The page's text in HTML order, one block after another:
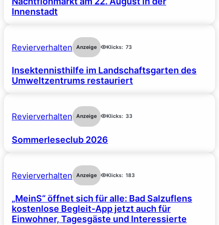
Innenstadt
Revierverhalten Anzeige Klicks: 73
Insektennisthilfe im Landschaftsgarten des
Umweltzentrums restauriert
Revierverhalten Anzeige Klicks: 33
Sommerleseclub 2026
Revierverhalten Anzeige Klicks: 183
„MeinS“ öffnet sich für alle: Bad Salzuflens
kostenlose Begleit-App jetzt auch für
Einwohner, Tagesgäste und Interessierte